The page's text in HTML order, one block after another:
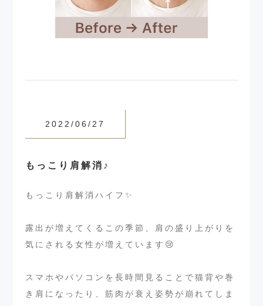
2022/06/27
もっこり肩解消♪
もっこり肩解消ハイフ✨
露出が増えてくるこの季節、肩の盛り上がりを
気にされる女性が増えています😢
スマホやパソコンを長時間見ることで猫背や巻
き肩になったり、筋肉が衰え姿勢が崩れてしま